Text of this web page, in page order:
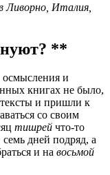
Ливорно, Италия,
**
осмысления и
книгах не было,
и пришли к
со своим
тишрей что-то
семь дней подряд, а
и на восьмой